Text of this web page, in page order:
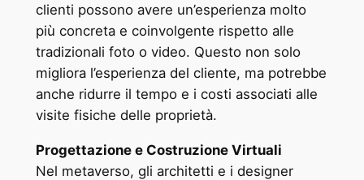
clienti possono avere un’esperienza molto
più concreta e coinvolgente rispetto alle
tradizionali foto o video. Questo non solo
migliora l’esperienza del cliente, ma potrebbe
anche ridurre il tempo e i costi associati alle
visite fisiche delle proprietà.
Progettazione e Costruzione Virtuali
Nel metaverso, gli architetti e i designer